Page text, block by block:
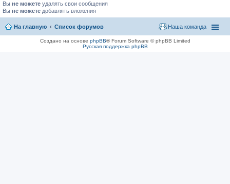
Вы не можете удалять свои сообщения
Вы не можете добавлять вложения
На главную Список форумов Наша команда
Создано на основе phpBB® Forum Software © phpBB Limited
Русская поддержка phpBB